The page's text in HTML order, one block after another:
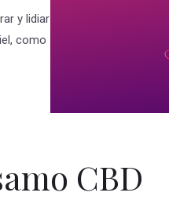
y lidiar
como
CBD